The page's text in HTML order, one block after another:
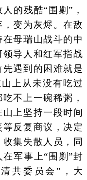
的残酷“围剿”，
变为灰烬。在敌
母瑞山战斗的中
导人和红军指战
遇到的困难就是
上从未没有吃过
不上一碗稀粥，
上坚持一段时间
反复商议，决定
集失散人员，同
军事上“围剿”封
共委员会”，大